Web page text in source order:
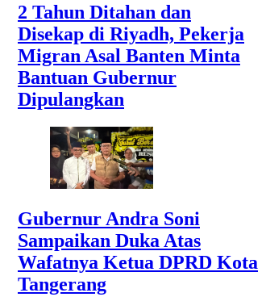
2 Tahun Ditahan dan
Disekap di Riyadh, Pekerja
Migran Asal Banten Minta
Bantuan Gubernur
Dipulangkan
Gubernur Andra Soni
Sampaikan Duka Atas
Wafatnya Ketua DPRD Kota
Tangerang